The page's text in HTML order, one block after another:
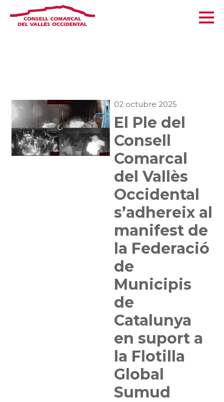
02 octubre 2025
El Ple del
Consell
Comarcal
del Vallès
Occidental
s’adhereix al
manifest de
la Federació
de
Municipis
de
Catalunya
en suport a
la Flotilla
Global
Sumud